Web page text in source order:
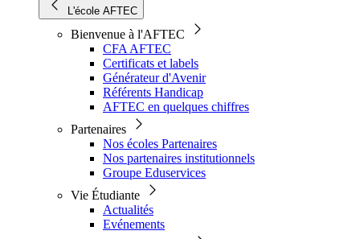
L'école AFTEC
Bienvenue à l'AFTEC
CFA AFTEC
Certificats et labels
Générateur d'Avenir
Référents Handicap
AFTEC en quelques chiffres
Partenaires
Nos écoles Partenaires
Nos partenaires institutionnels
Groupe Eduservices
Vie Étudiante
Actualités
Evénements